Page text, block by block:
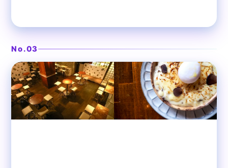
No.03
表参道 フレンチ
吹き抜けの開放的な隠れ家ビストロ
ルコンテ表参道